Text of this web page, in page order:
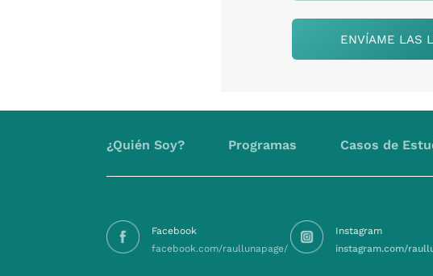
¿Quién Soy? Programas Casos de
Facebook
facebook.com/raullunapage/
Instagram
instagram.com/